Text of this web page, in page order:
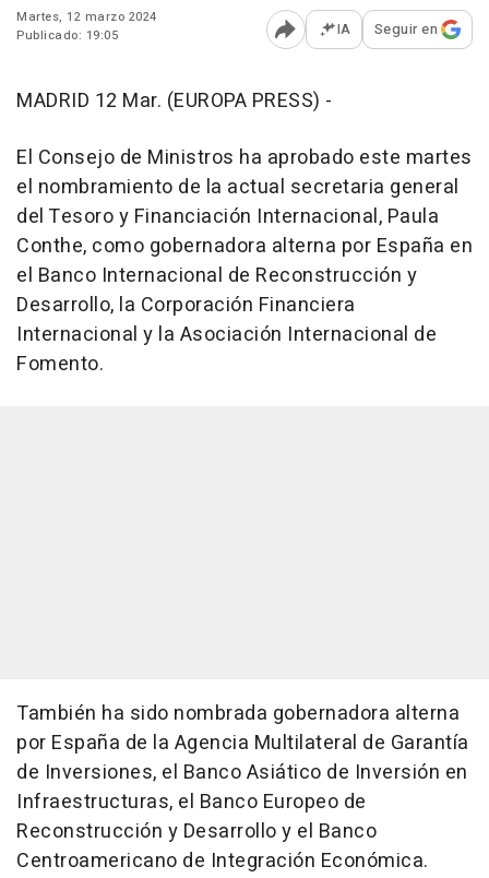
Martes, 12 marzo 2024
Publicado: 19:05
Abrir opciones para
IA Seguir en
MADRID 12 Mar. (EUROPA PRESS) -
El Consejo de Ministros ha aprobado este martes
el nombramiento de la actual secretaria general
del Tesoro y Financiación Internacional, Paula
Conthe, como gobernadora alterna por España en
el Banco Internacional de Reconstrucción y
Desarrollo, la Corporación Financiera
Internacional y la Asociación Internacional de
Fomento.
También ha sido nombrada gobernadora alterna
por España de la Agencia Multilateral de Garantía
de Inversiones, el Banco Asiático de Inversión en
Infraestructuras, el Banco Europeo de
Reconstrucción y Desarrollo y el Banco
Centroamericano de Integración Económica.